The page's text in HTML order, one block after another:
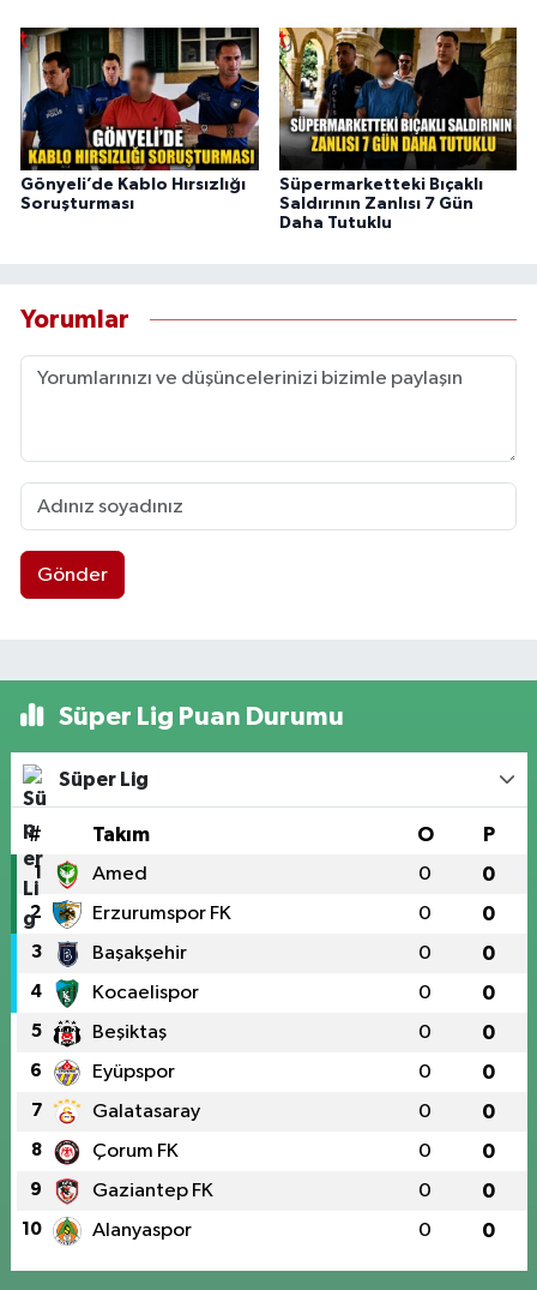
Gönyeli’de Kablo Hırsızlığı
Soruşturması
Süpermarketteki Bıçaklı
Saldırının Zanlısı 7 Gün
Daha Tutuklu
Yorumlar
Gönder
Süper Lig Puan Durumu
Süper Lig
# Takım O P
1 Amed 0 0
2 Erzurumspor FK 0 0
3 Başakşehir 0 0
4 Kocaelispor 0 0
5 Beşiktaş 0 0
6 Eyüpspor 0 0
7 Galatasaray 0 0
8 Çorum FK 0 0
9 Gaziantep FK 0 0
10 Alanyaspor 0 0